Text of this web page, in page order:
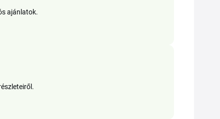
ajánlatok.